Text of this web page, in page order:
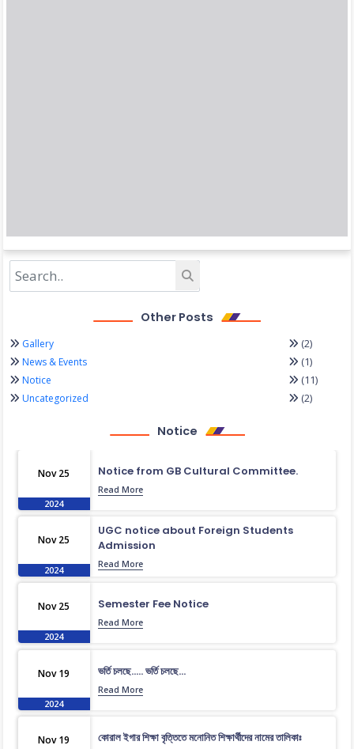
Other Posts
Gallery (2)
News & Events (1)
Notice (11)
Uncategorized (2)
Notice
Nov 25
2024
Notice from GB Cultural Committee.
Read More
Nov 25
2024
UGC notice about Foreign Students
Admission
Read More
Nov 25
2024
Semester Fee Notice
Read More
Nov 19
2024
ভর্তি চলছে….. ভর্তি চলছে…
Read More
Nov 19 কোরাল ইগার শিক্ষা বৃত্তিতে মনোনিত শিক্ষার্থীদের নামের তালিকাঃ